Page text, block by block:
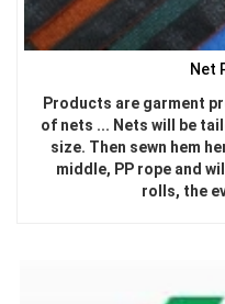
Net
Products are garment
of nets ... Nets will be
size. Then sewn hem
middle, PP rope and
rolls, the